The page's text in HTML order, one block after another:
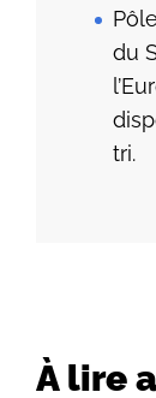
du
tri.
À lire